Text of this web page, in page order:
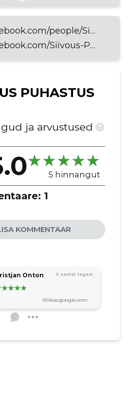
facebook.com/people/Siivous-Puhastus-O%C3%9C/100063537578274
facebook.com/Siivous-Puhastus-O%C3%9C-1738889836405674
PUHASTUS
ja arvustused ?
5 hinnangut
1
KOMMENTAAR
Onton 5 aastat tagasi
Allikas:google.com